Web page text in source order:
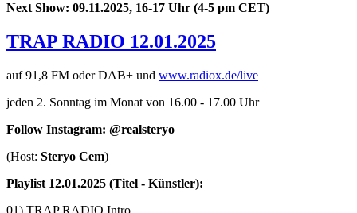
Next Show: 09.11.2025, 16-17 Uhr (4-5 pm CET)
TRAP RADIO 12.01.2025
auf 91,8 FM oder DAB+ und www.radiox.de/live
jeden 2. Sonntag im Monat von 16.00 - 17.00 Uhr
Follow Instagram: @realsteryo
(Host: Steryo Cem)
Playlist 12.01.2025 (Titel - Künstler):
01) TRAP RADIO Intro